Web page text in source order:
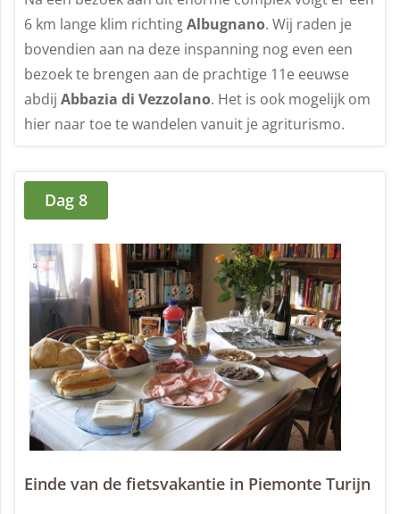
6 km lange klim richtingAlbugnano. Wij raden je
bovendien aan na deze inspanning nog even een
bezoek te brengen aan de prachtige 11e eeuwse
abdij Abbazia di Vezzolano. Het is ook mogelijk om
hier naar toe te wandelen vanuit je agriturismo.
Dag 8
Einde van de fietsvakantie in Piemonte Turijn